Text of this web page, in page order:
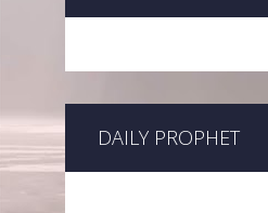
DAILY PROPHET